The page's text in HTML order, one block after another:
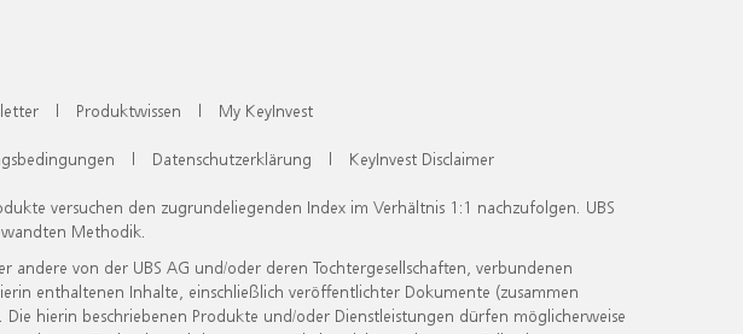
| Produktwissen | My KeyInvest
| Datenschutzerklärung | KeyInvest Disclaimer
versuchen den zugrundeliegenden Index im Verhältnis 1:1 nachzufolgen. UBS
Methodik.
von der UBS AG und/oder deren Tochtergesellschaften, verbundenen
enthaltenen Inhalte, einschließlich veröffentlichter Dokumente (zusammen
hierin beschriebenen Produkte und/oder Dienstleistungen dürfen möglicherweise